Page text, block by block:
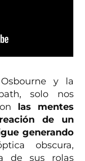
y la
solo nos
las mentes
de un
generando
obscura,
de sus rolas